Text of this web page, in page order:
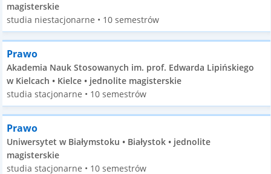
magisterskie
studia niestacjonarne • 10 semestrów
Prawo
Akademia Nauk Stosowanych im. prof. Edwarda Lipińskiego
w Kielcach • Kielce • jednolite magisterskie
studia stacjonarne • 10 semestrów
Prawo
Uniwersytet w Białymstoku • Białystok • jednolite
magisterskie
studia stacjonarne • 10 semestrów